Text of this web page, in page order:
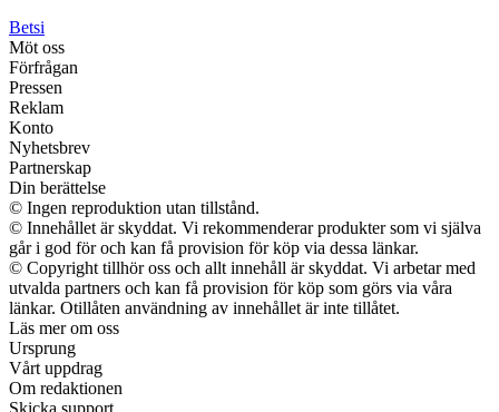
Betsi
Möt oss
Förfrågan
Pressen
Reklam
Konto
Nyhetsbrev
Partnerskap
Din berättelse
© Ingen reproduktion utan tillstånd.
© Innehållet är skyddat. Vi rekommenderar produkter som vi själva
går i god för och kan få provision för köp via dessa länkar.
© Copyright tillhör oss och allt innehåll är skyddat. Vi arbetar med
utvalda partners och kan få provision för köp som görs via våra
länkar. Otillåten användning av innehållet är inte tillåtet.
Läs mer om oss
Ursprung
Vårt uppdrag
Om redaktionen
Skicka support